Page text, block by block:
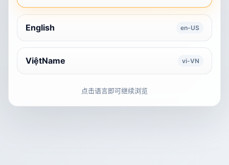
English en-US
ViệtName vi-VN
点击语言即可继续浏览